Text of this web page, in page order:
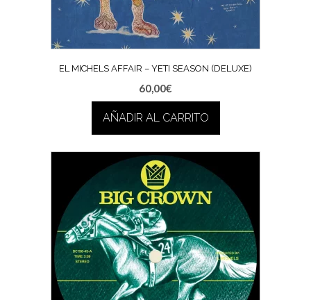
EL MICHELS AFFAIR – YETI SEASON (DELUXE)
60,00€
AÑADIR AL CARRITO